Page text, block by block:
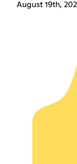
August 19th,